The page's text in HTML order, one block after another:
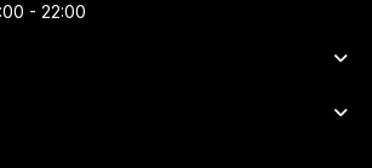
- 22:00